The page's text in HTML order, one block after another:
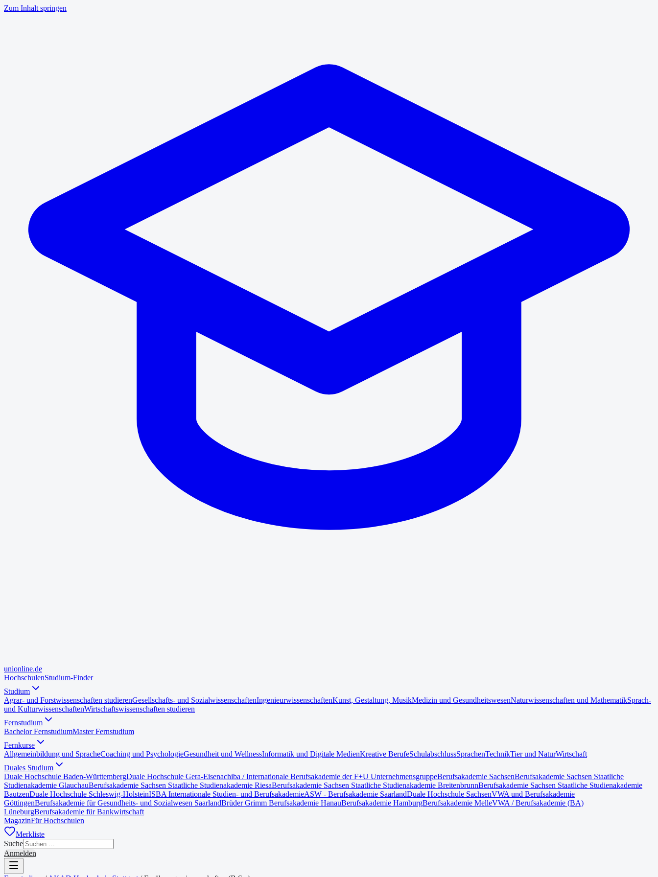
Zum Inhalt springen
unionline.de
HochschulenStudium-Finder
Studium
Agrar- und Forstwissenschaften studierenGesellschafts- und SozialwissenschaftenIngenieurwissenschaftenKunst, Gestaltung, MusikMedizin und GesundheitswesenNaturwissenschaften und MathematikSprach-
und KulturwissenschaftenWirtschaftswissenschaften studieren
Fernstudium
Bachelor FernstudiumMaster Fernstudium
Fernkurse
Allgemeinbildung und SpracheCoaching und PsychologieGesundheit und WellnessInformatik und Digitale MedienKreative BerufeSchulabschlussSprachenTechnikTier und NaturWirtschaft
Duales Studium
Duale Hochschule Baden-WürttembergDuale Hochschule Gera-Eisenachiba / Internationale Berufsakademie der F+U UnternehmensgruppeBerufsakademie SachsenBerufsakademie Sachsen Staatliche
Studienakademie GlauchauBerufsakademie Sachsen Staatliche Studienakademie RiesaBerufsakademie Sachsen Staatliche Studienakademie BreitenbrunnBerufsakademie Sachsen Staatliche Studienakademie
BautzenDuale Hochschule Schleswig-HolsteinISBA Internationale Studien- und BerufsakademieASW - Berufsakademie SaarlandDuale Hochschule SachsenVWA und Berufsakademie
GöttingenBerufsakademie für Gesundheits- und Sozialwesen SaarlandBrüder Grimm Berufsakademie HanauBerufsakademie HamburgBerufsakademie MelleVWA / Berufsakademie (BA)
LüneburgBerufsakademie für Bankwirtschaft
MagazinFür Hochschulen
Merkliste
Suche
Anmelden